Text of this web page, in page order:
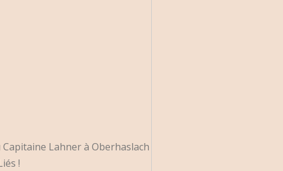
Lahner à Oberhaslach
!